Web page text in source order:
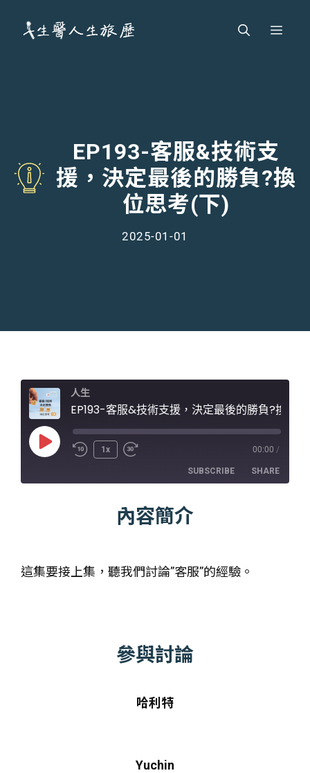
Menu
EP193-客服&技術支
援，決定最後的勝負?換
位思考(下)
2025-01-01
人生
Play
1x 00:00 /
SUBSCRIBE SHARE
EMBED
內容簡介
這集要接上集，聽我們討論”客服”的經驗。
參與討論
哈利特
Yuchin